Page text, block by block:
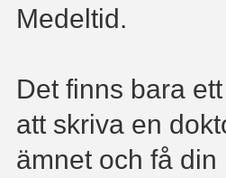
Medeltid.
Det finns bara
att skriva en
ämnet och få